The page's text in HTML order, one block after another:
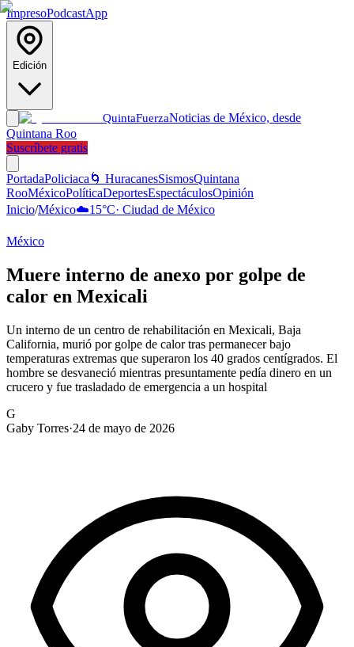
ImpresoPodcastApp
Edición
QuintaFuerzaNoticias de México, desde
Quintana Roo
Suscríbete gratis
PortadaPoliciaca 🌀 HuracanesSismosQuintana
RooMéxicoPolíticaDeportesEspectáculosOpinión
Inicio/México☁️15°C· Ciudad de México
México
Muere interno de anexo por golpe de
calor en Mexicali
Un interno de un centro de rehabilitación en Mexicali, Baja
California, murió por golpe de calor tras permanecer bajo
temperaturas extremas que superaron los 40 grados centígrados. El
hombre se desvaneció mientras presuntamente pedía dinero en un
crucero y fue trasladado de emergencia a un hospital
G
Gaby Torres·24 de mayo de 2026